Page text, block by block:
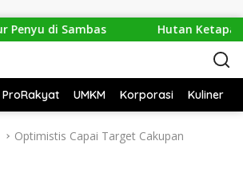
di Sambas Hutan Ketapang
ProRakyat UMKM Korporasi Kuliner
Optimistis Capai Target Cakupan